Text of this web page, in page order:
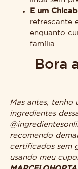
E um
refrescante
enquanto
família.
Bora
Mas antes, tenho
ingredientes
recomendo
certificados sem
usando meu